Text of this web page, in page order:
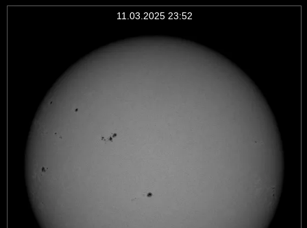
11.03.2025 23:52